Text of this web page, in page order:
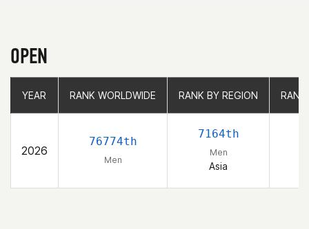
OPEN
YEAR RANK WORLDWIDE RANK BY REGION
2026
76774th
Men
7164th
Men
Asia
YEAR RANK WORLDWIDE RANK BY REGION